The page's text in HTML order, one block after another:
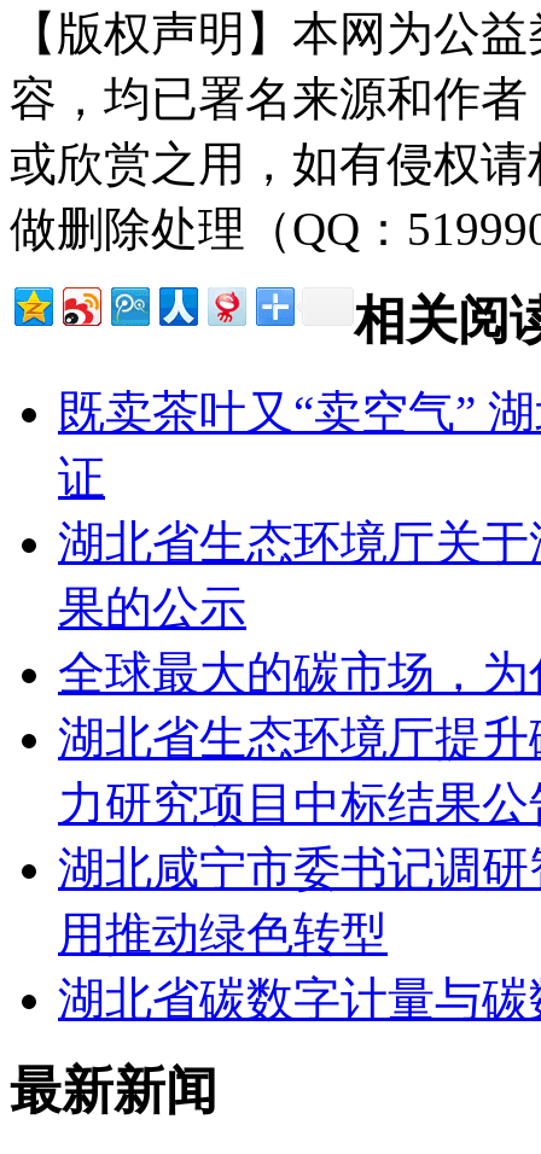
【版权声明】本网为公
容，均已署名来源和作
或欣赏之用，如有侵权
做删除处理（QQ：
相关阅
既卖茶叶又“卖空气”
证
湖北省生态环境厅关
果的公示
全球最大的碳市场，
湖北省生态环境厅提
力研究项目中标结果公
湖北咸宁市委书记调
用推动绿色转型
湖北省碳数字计量与
最新新闻